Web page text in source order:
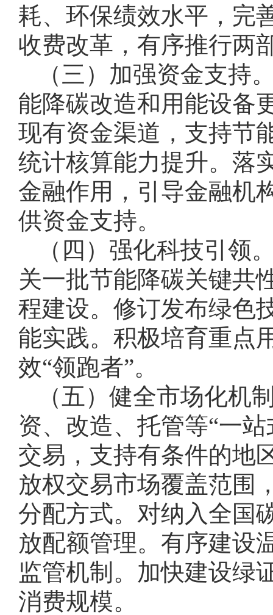
耗、环保绩效水平，完
收费改革，有序推行两
（三）加强资金支持
能降碳改造和用能设备
现有资金渠道，支持节
统计核算能力提升。落
金融作用，引导金融机
供资金支持。
（四）强化科技引领
关一批节能降碳关键共
程建设。修订发布绿色
能实践。积极培育重点
效“领跑者”。
（五）健全市场化机
资、改造、托管等“一
交易，支持有条件的地
放权交易市场覆盖范围
分配方式。对纳入全国
放配额管理。有序建设
监管机制。加快建设绿
消费规模。